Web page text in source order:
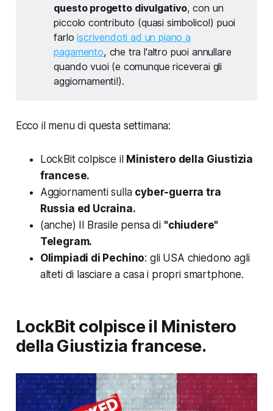
questo progetto divulgativo, con un
piccolo contributo (quasi simbolico!) puoi
farloiscrivendoti ad un piano a
pagamento, che tra l'altro puoi annullare
quando vuoi (e comunque riceverai gli
aggiornamenti!).
Ecco il menu di questa settimana:
LockBit colpisce il Ministero della Giustizia
francese.
Aggiornamenti sulla cyber-guerra tra
Russia ed Ucraina.
(anche) Il Brasile pensa di "chiudere"
Telegram.
Olimpiadi di Pechino: gli USA chiedono agli
alteti di lasciare a casa i propri smartphone.
LockBit colpisce il Ministero
della Giustizia francese.